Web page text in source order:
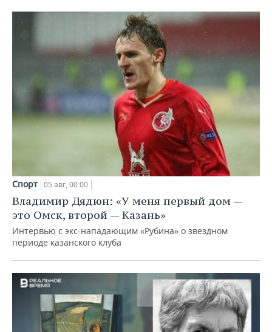
Спорт 05 авг, 00:00
Владимир Дядюн: «У меня первый дом —
это Омск, второй — Казань»
Интервью с экс-нападающим «Рубина» о звездном
периоде казанского клуба